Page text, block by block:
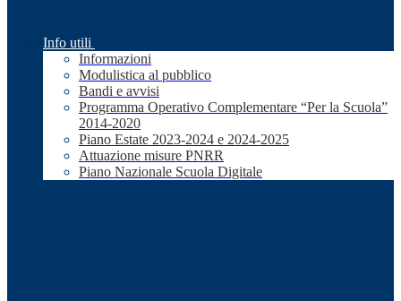
Info utili
Informazioni
Modulistica al pubblico
Bandi e avvisi
Programma Operativo Complementare “Per la Scuola”
2014-2020
Piano Estate 2023-2024 e 2024-2025
Attuazione misure PNRR
Piano Nazionale Scuola Digitale